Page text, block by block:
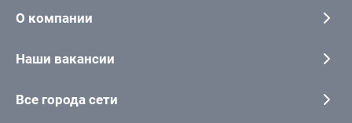
О компании
Наши вакансии
Все города сети